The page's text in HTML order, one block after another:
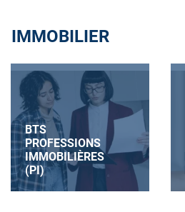
IMMOBILIER
BTS
PROFESSIONS
IMMOBILIÈRES
(PI)